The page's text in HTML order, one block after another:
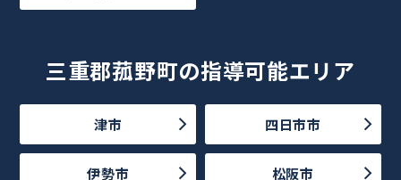
三重郡菰野町の指導可能エリア
津市 四日市市
伊勢市 松阪市